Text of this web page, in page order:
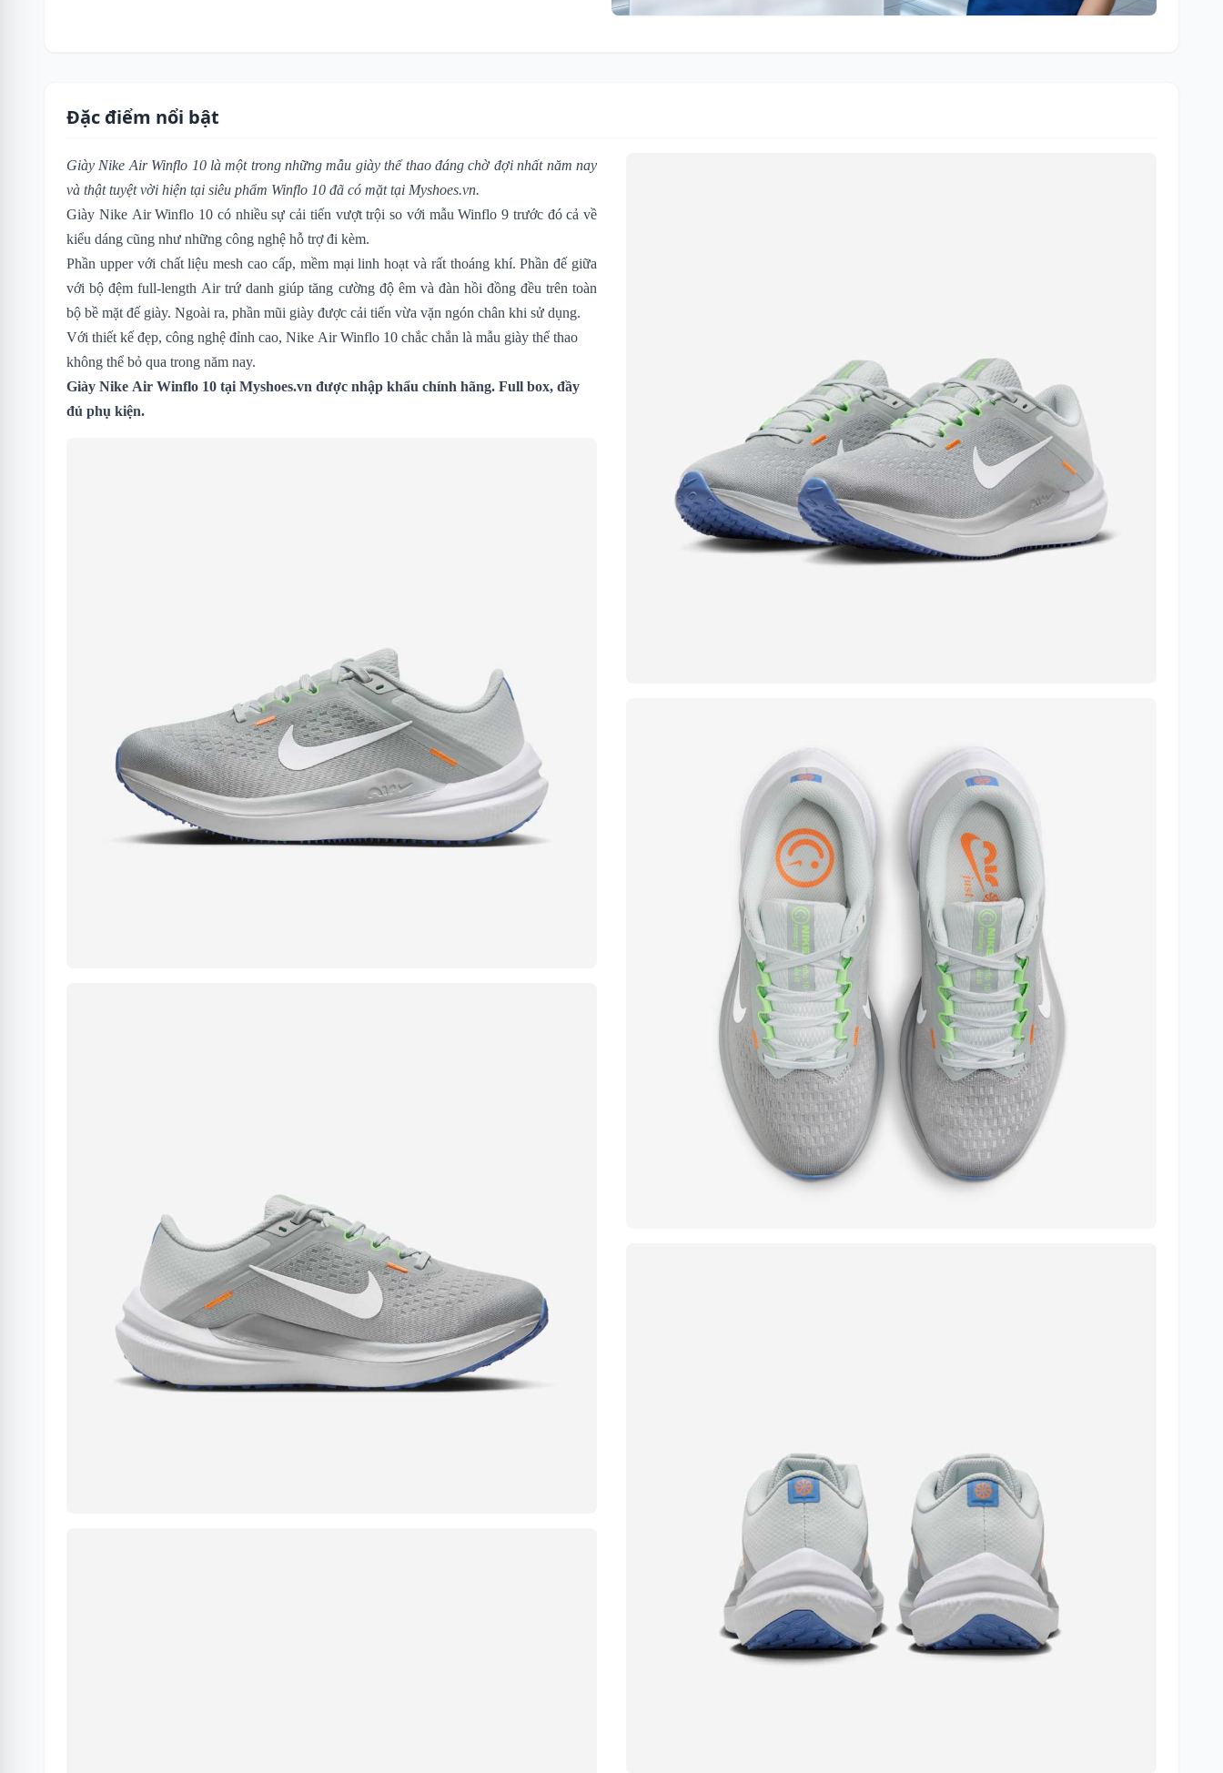
Đặc điểm nổi bật
Giày Nike Air Winflo 10 là một trong những mẫu giày thể thao đáng chờ đợi nhất năm nay
và thật tuyệt vời hiện tại siêu phẩm Winflo 10 đã có mặt tại Myshoes.vn.
Giày Nike Air Winflo 10 có nhiều sự cải tiến vượt trội so với mẫu Winflo 9 trước đó cả về
kiểu dáng cũng như những công nghệ hỗ trợ đi kèm.
Phần upper với chất liệu mesh cao cấp, mềm mại linh hoạt và rất thoáng khí. Phần đế giữa
với bộ đệm full-length Air trứ danh giúp tăng cường độ êm và đàn hồi đồng đều trên toàn
bộ bề mặt đế giày. Ngoài ra, phần mũi giày được cải tiến vừa vặn ngón chân khi sử dụng.
Với thiết kế đẹp, công nghệ đỉnh cao, Nike Air Winflo 10 chắc chắn là mẫu giày thể thao
không thể bỏ qua trong năm nay.
Giày Nike Air Winflo 10 tại Myshoes.vn được nhập khẩu chính hãng. Full box, đầy
đủ phụ kiện.